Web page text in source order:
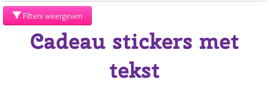
Filters weergeven
Cadeau stickers met
tekst